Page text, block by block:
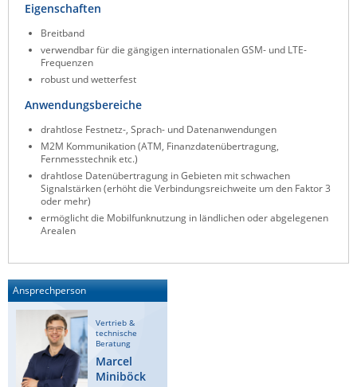
Power Kingdom
Poynting
Raritan
Server Technology
Siretta
SIRIO Antenne
Sunbird
Tactical Software
Teltonika
Unwired Networks
Vision
WATTECO
Westermo
Eigenschaften
Breitband
verwendbar für die gängigen internationalen GSM- und LTE-
Frequenzen
robust und wetterfest
Anwendungsbereiche
drahtlose Festnetz-, Sprach- und Datenanwendungen
M2M Kommunikation (ATM, Finanzdatenübertragung,
Fernmesstechnik etc.)
drahtlose Datenübertragung in Gebieten mit schwachen
Signalstärken (erhöht die Verbindungsreichweite um den Faktor 3
oder mehr)
ermöglicht die Mobilfunknutzung in ländlichen oder abgelegenen
Arealen
Ansprechperson
Vertrieb &
technische
Beratung
Marcel
Miniböck